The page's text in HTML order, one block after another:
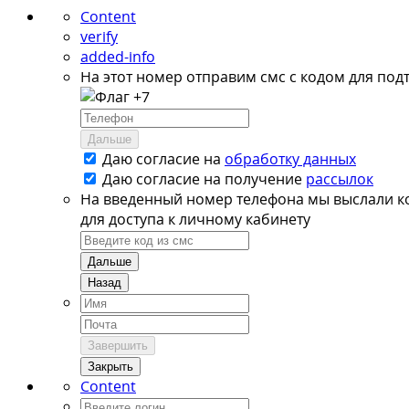
Content
verify
added-info
На этот номер отправим смс с кодом для
+7
Дальше
Даю согласие на обработку данных
Даю согласие на получение рассылок
На введенный номер телефона мы выслали
для доступа к личному кабинету
Дальше
Назад
Завершить
Закрыть
Content